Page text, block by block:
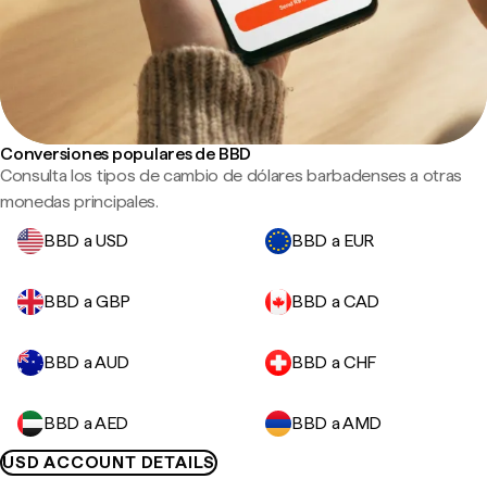
Conversiones populares de BBD
Consulta los tipos de cambio de dólares barbadenses a otras
monedas principales.
BBD a USD
BBD a EUR
BBD a GBP BBD a CAD
BBD a AUD BBD a CHF
BBD a AED
BBD a AMD
USD ACCOUNT DETAILS